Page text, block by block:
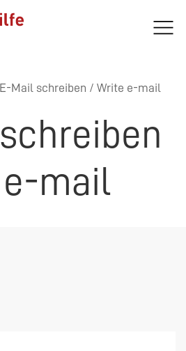
E-Mail schreiben / Write e-mail
mail